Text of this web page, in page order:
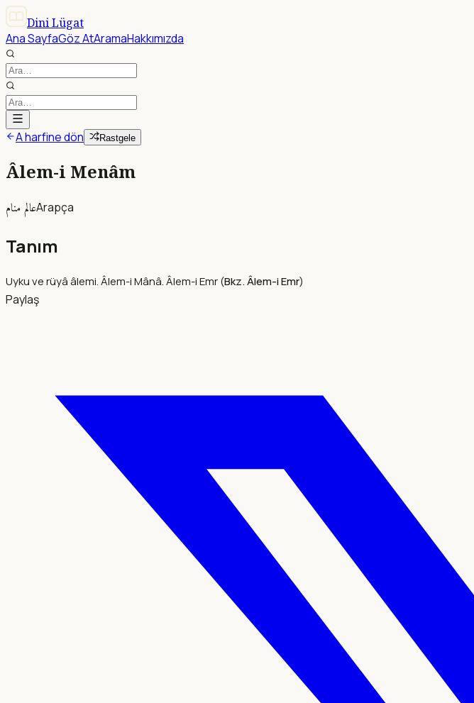
Dini Lügat
Ana SayfaGöz AtAramaHakkımızda
A harfine dön Rastgele
Âlem-i Menâm
عالم منامArapça
Tanım
Uyku ve rüyâ âlemi. Âlem-i Mânâ. Âlem-i Emr (Bkz. Âlem-i Emr)
Paylaş